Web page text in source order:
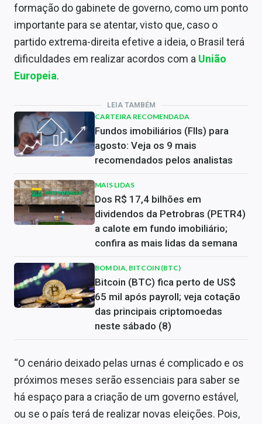
formação do gabinete de governo, como um ponto
importante para se atentar, visto que, caso o
partido extrema-direita efetive a ideia, o Brasil terá
dificuldades em realizar acordos com a União
Europeia.
LEIA TAMBÉM
CARTEIRA RECOMENDADA
Fundos imobiliários (FIIs) para
agosto: Veja os 9 mais
recomendados pelos analistas
MAIS LIDAS
Dos R$ 17,4 bilhões em
dividendos da Petrobras (PETR4)
a calote em fundo imobiliário;
confira as mais lidas da semana
BOM DIA, BITCOIN (BTC)
Bitcoin (BTC) fica perto de US$
65 mil após payroll; veja cotação
das principais criptomoedas
neste sábado (8)
“O cenário deixado pelas urnas é complicado e os
próximos meses serão essenciais para saber se
há espaço para a criação de um governo estável,
ou se o país terá de realizar novas eleições. Pois,